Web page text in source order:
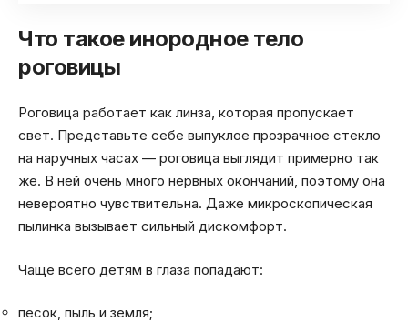
Что такое инородное тело
роговицы
Роговица работает как линза, которая пропускает
свет. Представьте себе выпуклое прозрачное стекло
на наручных часах — роговица выглядит примерно так
же. В ней очень много нервных окончаний, поэтому она
невероятно чувствительна. Даже микроскопическая
пылинка вызывает сильный дискомфорт.
Чаще всего детям в глаза попадают:
песок, пыль и земля;